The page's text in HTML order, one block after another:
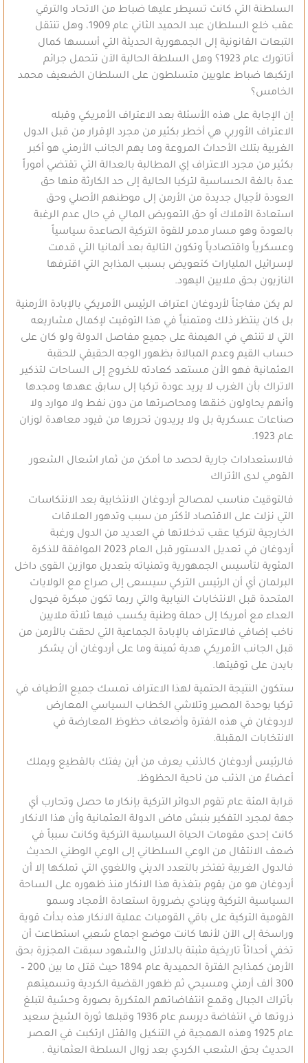
السلطنة التي كانت تسيطر عليها ضباط من الاتحاد والترقي
عقب خلع السلطان عبد الحميد الثاني عام 1909، وهل تنتقل
التبعات القانونية إلى الجمهورية الحديثة التي أسسها كمال
أتاتورك عام 1923؟ وهل السلطة الحالية الآن تتحمل جرائم
ارتكبها ضباط علويين متسلطون على السلطان الضعيف محمد
الخامس؟
إن الإجابة على هذه الأسئلة بعد الاعتراف الأمريكي وقبله
الاعتراف الأوربي هي أخطر بكثير من مجرد الإقرار من قبل الدول
الغربية بتلك الأحداث المروعة وما يهم الجانب الأرمني هو أكبر
بكثير من مجرد الاعتراف إي المطالبة بالعدالة التي تقتضي أموراً
عدة بالغة الحساسية لتركيا الحالية إلى حد الكارثة منها حق
العودة لأجيال جديدة من الأرمن إلى موطنهم الأصلي وحق
استعادة الأملاك أو حق التعويض المالي في حال عدم الرغبة
بالعودة وهو مسار مدمر للقوة التركية الصاعدة سياسياً
وعسكرياً واقتصادياً وتكون التالية بعد ألمانيا التي قدمت
لإسرائيل المليارات كتعويض بسبب المذابح التي اقترفها
النازيون بحق ملايين اليهود.
لم يكن مفاجئاً لأردوغان اعتراف الرئيس الأمريكي بالإبادة الأرمنية
بل كان ينتظر ذلك ومتمنياً في هذا التوقيت لإكمال مشاريعه
التي لا تنتهي في الهيمنة على جميع مفاصل الدولة ولو كان على
حساب القيم وعدم المبالاة بظهور الوجه الحقيقي للحقبة
العثمانية فهو الأن مستعد كعادته للخروج إلى الساحات لتذكير
الاتراك بأن الغرب لا يريد عودة تركيا إلى سابق عهدها ومجدها
وأنهم يحاولون خنقها ومحاصرتها من دون نفط ولا موارد ولا
صناعات عسكرية بل ولا يريدون تحررها من قيود معاهدة لوزان
عام 1923.
فالاستعدادات جارية لحصد ما أمكن من ثمار اشعال الشعور
القومي لدى الأتراك
فالتوقيت مناسب لمصالح أردوغان الانتخابية بعد الانتكاسات
التي نزلت على الاقتصاد لأكثر من سبب وتدهور العلاقات
الخارجية لتركيا عقب تدخلاتها في العديد من الدول ورغبة
أردوغان في تعديل الدستور قبل العام 2023 الموافقة للذكرة
المئوية لتأسيس الجمهورية وتمنياته بتعديل موازين القوى داخل
البرلمان أي أن الرئيس التركي سيسعى إلى صراع مع الولايات
المتحدة قبل الانتخابات النيابية والتي ربما تكون مبكرة فيحول
العداء مع أمريكا إلى حملة وطنية يكسب فيها ثلاثة ملايين
ناخب إضافي فالاعتراف بالإبادة الجماعية التي لحقت بالأرمن من
قبل الجانب الأمريكي هدية ثمينة وما على أردوغان أن يشكر
بايدن على توقيتها.
ستكون النتيجة الحتمية لهذا الاعتراف تمسك جميع الأطياف في
تركيا بوحدة المصير وتلاشي الخطاب السياسي المعارض
لاردوغان في هذه الفترة وأضعاف حظوظ المعارضة في
الانتخابات المقبلة.
فالرئيس أردوغان كالذئب يعرف من أين يفتك بالقطيع ويملك
أعضاءً من الذئب من ناحية الحظوظ.
قرابة المئة عام تقوم الدوائر التركية بإنكار ما حصل وتحارب أي
جهة لمجرد التفكير بنبش ماض الدولة العثمانية وأن هذا الانكار
كانت إحدى مقومات الحياة السياسية التركية وكانت سبباً في
ضعف الانتقال من الوعي السلطاني إلى الوعي الوطني الحديث
فالدول الغربية تفتخر بالتعدد الديني واللغوي التي تملكها إلا أن
أردوغان هو من يقوم بتغذية هذا الانكار منذ ظهوره على الساحة
السياسية التركية وينادي بضرورة استعادة الأمجاد وسمو
القومية التركية على باقي القوميات عملية الانكار هذه بدأت قوية
وراسخة إلى الآن لأنها كانت موضع اجماع شعبي استطاعت أن
تخفي أحداثاً تاريخية مثبتة بالدلائل والشهود سبقت المجزرة بحق
الأرمن كمذابح الفترة الحميدية عام 1894 حيث قتل ما بين 200 –
300 ألف أرمني ومسيحي ثم ظهور القضية الكردية وتسميتهم
بأتراك الجبال وقمع انتفاضاتهم المتكررة بصورة وحشية لتبلغ
ذروتها في انتفاضة ديرسم عام 1936 وقبلها ثورة الشيخ سعيد
عام 1925 وهذه الهمجية في التنكيل والقتل ارتكبت في العصر
الحديث بحق الشعب الكردي بعد زوال السلطة العثمانية .